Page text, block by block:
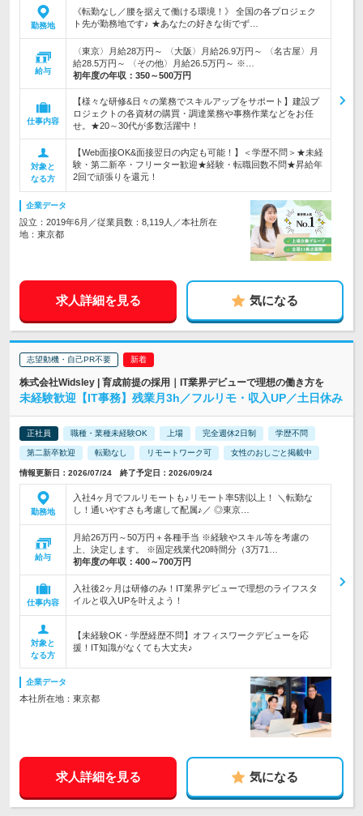
勤務地
《転勤なし／腰を据えて働ける環境！》 全国の各プロジェク
ト先が勤務地です♪ ★あなたの好きな街でず…
給与
〈東京〉月給28万円～ 〈大阪〉月給26.9万円～ 〈名古屋〉月
給28.5万円～ 〈その他〉月給26.5万円～ ※…
初年度の年収： 350～500万円
仕事内容
【様々な研修&日々の業務でスキルアップをサポート】建設プ
ロジェクトの各資材の購買・調達業務や事務作業などをお任
せ。★20～30代が多数活躍中！
対象と
なる方
【Web面接OK&面接翌日の内定も可能！】＜学歴不問＞★未経
験・第二新卒・フリーター歓迎★経験・転職回数不問★昇給年
2回で頑張りを還元！
企業データ
設立：2019年6月／従業員数：8,119人／本社所在
地：東京都
求人詳細を見る 気になる
志望動機・自己PR不要
株式会社Widsley | 育成前提の採用｜IT業界デビューで理想の働き方を
未経験歓迎【IT事務】残業月3h／フルリモ・収入UP／土日休み
正社員 職種・業種未経験OK 上場 完全週休2日制 学歴不問
第二新卒歓迎 転勤なし リモートワーク可 女性のおしごと掲載中
情報更新日：2026/07/24 終了予定日：2026/09/24
勤務地
入社4ヶ月でフルリモートも♪リモート率5割以上！ ＼転勤な
し！通いやすさも考慮して配属♪／ ◎東京…
給与
月給26万円～50万円＋各種手当 ※経験やスキル等を考慮の
上、決定します。 ※固定残業代20時間分（3万71…
初年度の年収： 400～700万円
仕事内容
入社後2ヶ月は研修のみ！IT業界デビューで理想のライフスタ
イルと収入UPを叶えよう！
対象と
なる方
【未経験OK・学歴経歴不問】オフィスワークデビューを応
援！IT知識がなくても大丈夫♪
企業データ
本社所在地：東京都
求人詳細を見る 気になる